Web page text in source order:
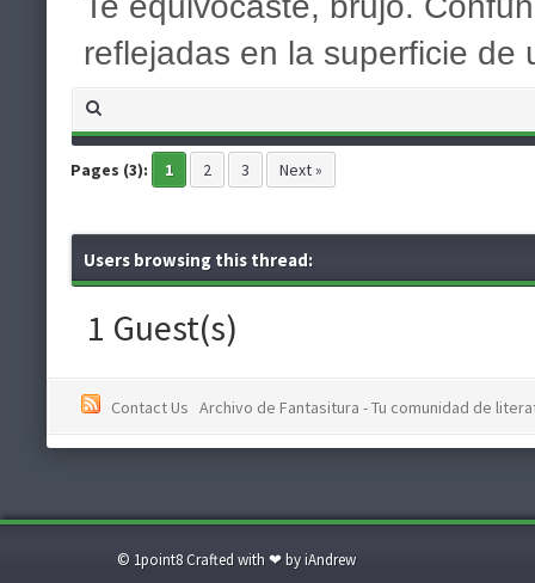
reflejadas en la superficie de
Pages (3): 1 2 3 Next »
Users browsing this thread:
1 Guest(s)
Contact Us Archivo de Fantasitura - Tu comunidad de
© 1point8 Crafted with ❤ by iAndrew